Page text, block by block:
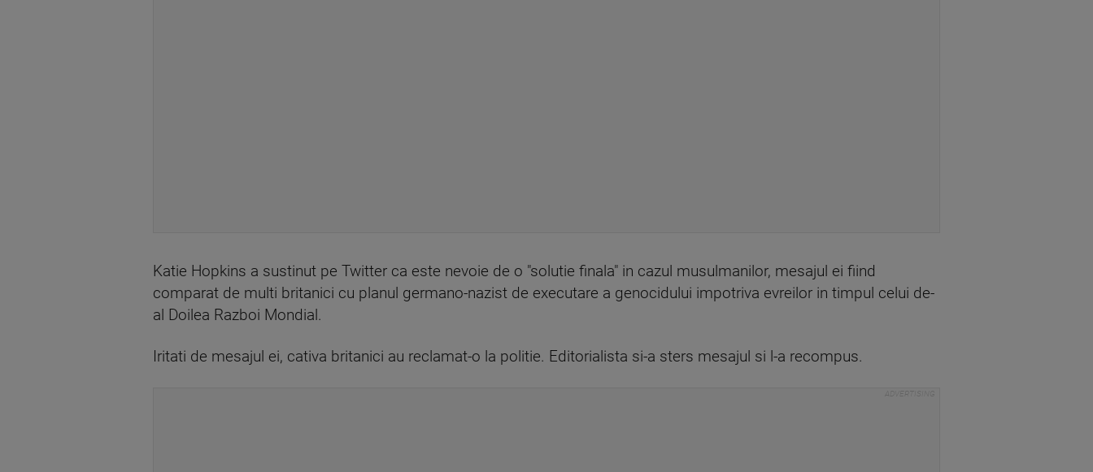
Katie Hopkins a sustinut pe Twitter ca este nevoie de o "solutie finala" in cazul musulmanilor, mesajul ei fiind
comparat de multi britanici cu planul germano-nazist de executare a genocidului impotriva evreilor in timpul celui de-
al Doilea Razboi Mondial.
Iritati de mesajul ei, cativa britanici au reclamat-o la politie. Editorialista si-a sters mesajul si l-a recompus.